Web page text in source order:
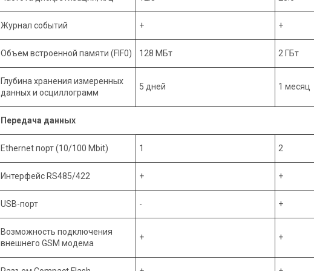
Журнал событий + +
Объем встроенной памяти (FIF0) 128 МБт 2 ГБт
Глубина хранения измеренных
данных и осциллограмм
5 дней 1 месяц
Передача данных
Ethernet порт (10/100 Mbit) 1 2
Интерфейс RS485/422 + +
USB-порт - +
Возможность подключения
внешнего GSM модема
+ +